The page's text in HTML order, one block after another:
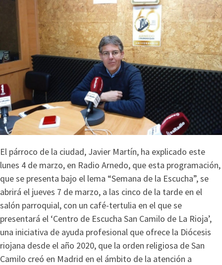
El párroco de la ciudad, Javier Martín, ha explicado este
lunes 4 de marzo, en Radio Arnedo, que esta programación,
que se presenta bajo el lema “Semana de la Escucha”, se
abrirá el jueves 7 de marzo, a las cinco de la tarde en el
salón parroquial, con un café-tertulia en el que se
presentará el ‘Centro de Escucha San Camilo de La Rioja’,
una iniciativa de ayuda profesional que ofrece la Diócesis
riojana desde el año 2020, que la orden religiosa de San
Camilo creó en Madrid en el ámbito de la atención a